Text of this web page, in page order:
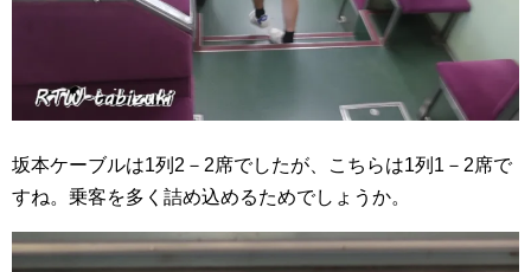
坂本ケーブルは1列2－2席でしたが、こちらは1列1－2席で
すね。乗客を多く詰め込めるためでしょうか。